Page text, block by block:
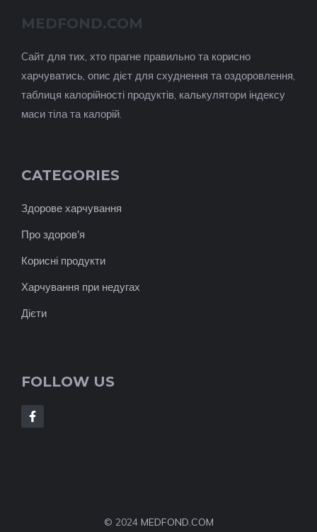
MEDFOND.COM
Cайт для тих, хто прагне правильно та корисно
харчуватись, опис дієт для схуднення та оздоровлення,
таблиця калорійності продуктів, калькулятори індексу
маси тіла та калорій.
CATEGORIES
Здорове харчування
Про здоров'я
Корисні продукти
Харчування при недугах
Дієти
FOLLOW US
© 2024 MEDFOND.COM